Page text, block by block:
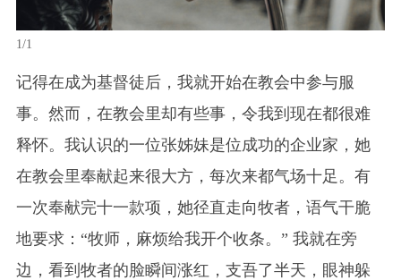
1/1
记得在成为基督徒后，我就开始在教会中参与服
事。然而，在教会里却有些事，令我到现在都很难
释怀。我认识的一位张姊妹是位成功的企业家，她
在教会里奉献起来很大方，每次来都气场十足。有
一次奉献完十一款项，她径直走向牧者，语气干脆
地要求：“牧师，麻烦给我开个收条。” 我就在旁
边，看到牧者的脸瞬间涨红，支吾了半天，眼神躲